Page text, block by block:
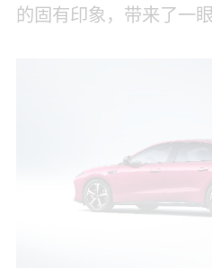
的固有印象，带来了一